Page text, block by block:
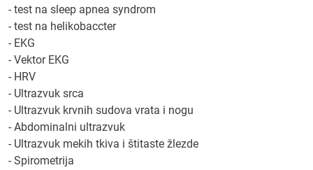
- test na sleep apnea syndrom
- test na helikobaccter
- EKG
- Vektor EKG
- HRV
- Ultrazvuk srca
- Ultrazvuk krvnih sudova vrata i nogu
- Abdominalni ultrazvuk
- Ultrazvuk mekih tkiva i štitaste žlezde
- Spirometrija